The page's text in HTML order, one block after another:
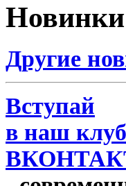
Новинки
Другие
Вступай
в наш клуб